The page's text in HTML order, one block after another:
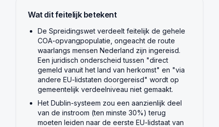
Wat dit feitelijk betekent
De Spreidingswet verdeelt feitelijk de gehele
COA-opvangpopulatie, ongeacht de route
waarlangs mensen Nederland zijn ingereisd.
Een juridisch onderscheid tussen "direct
gemeld vanuit het land van herkomst" en "via
andere EU-lidstaten doorgereisd" wordt op
gemeentelijk verdeelniveau niet gemaakt.
Het Dublin-systeem zou een aanzienlijk deel
van de instroom (ten minste 30%) terug
moeten leiden naar de eerste EU-lidstaat van